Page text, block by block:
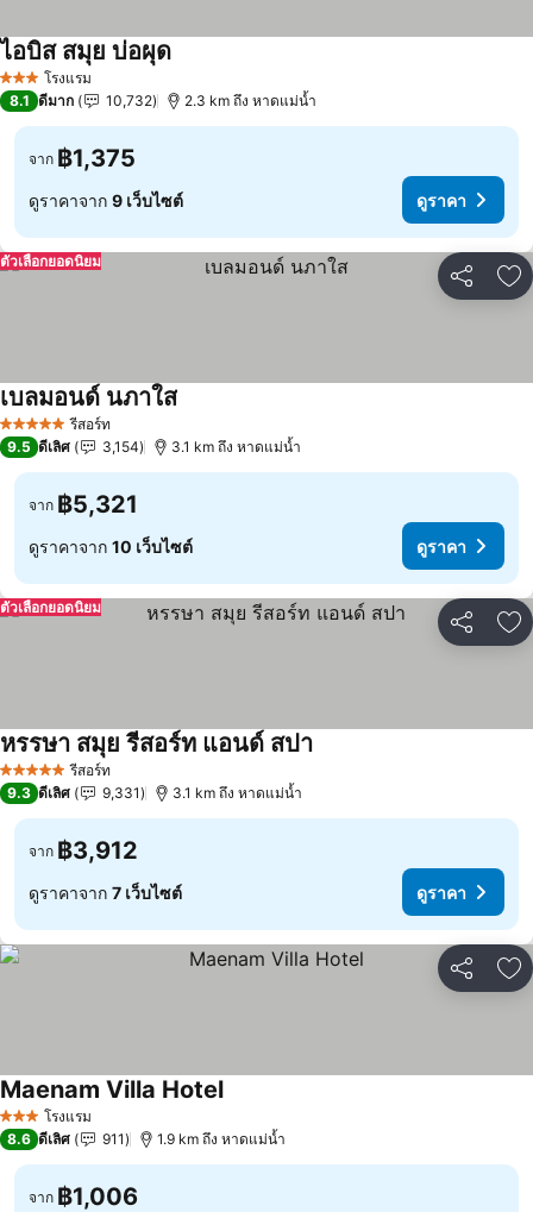
3 ดาว โรงแรม
ไอบิส สมุย บ่อผุดดูราคา
8.1 ดีมาก 10,732 2.3 km ถึง หาดแม่น้ำ
จาก ฿1,375
ดูราคาจาก 9 เว็บไซต์ ดูราคา
แชร์ เ
ตัวเลือกยอดนิยม
5 ดาว รีสอร์ท
เบลมอนด์ นภาใส
9.5 ดีเลิศ 3,154 3.1 km ถึง หาดแม่น้ำ
จาก ฿5,321
ดูราคาจาก 10 เว็บไซต์ ดูราคา
แชร์ เ
ตัวเลือกยอดนิยม
5 ดาว รีสอร์ท
หรรษา สมุย รีสอร์ท แอนด์ สปาดูราคา
9.3 ดีเลิศ 9,331 3.1 km ถึง หาดแม่น้ำ
จาก ฿3,912
ดูราคาจาก 7 เว็บไซต์ ดูราคา
แชร์ เ
3 ดาว โรงแรม
Maenam Villa Hotelดูราคา
8.6 ดีเลิศ 911 1.9 km ถึง หาดแม่น้ำ
จาก ฿1,006